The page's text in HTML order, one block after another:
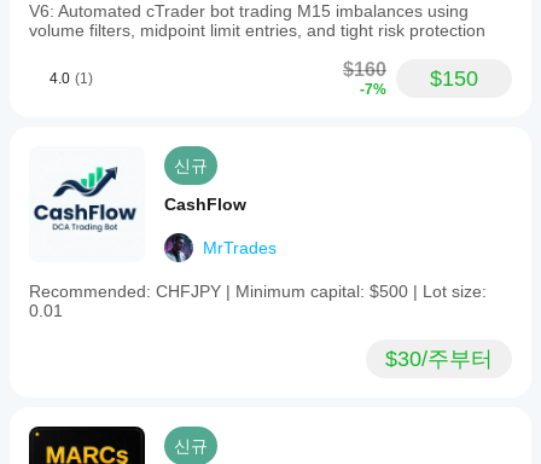
V6: Automated cTrader bot trading M15 imbalances using
volume filters, midpoint limit entries, and tight risk protection
4.0 (1) $160
-7% $150
신규
CashFlow
MrTrades
Recommended: CHFJPY | Minimum capital: $500 | Lot size:
0.01
$30/주부터
신규